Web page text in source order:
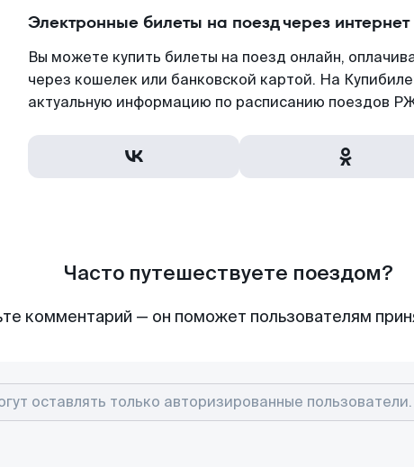
Электронные билеты на поезд через интернет
Вы можете купить билеты на поезд онлайн,
через кошелек или банковской картой. На
актуальную информацию по расписанию поездов
Часто путешествуете поездом?
комментарий — он поможет пользователям